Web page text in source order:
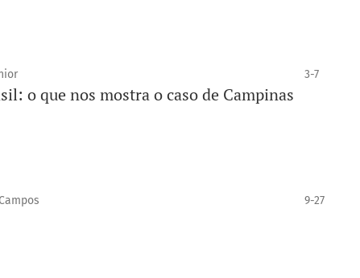
3-7
o que nos mostra o caso de Campinas
9-27